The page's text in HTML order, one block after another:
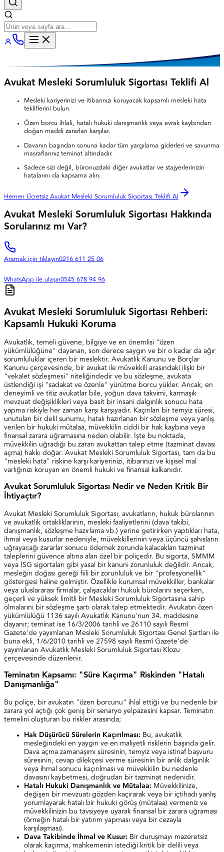
Avukat Mesleki Sorumluluk Sigortası Teklifi Al
Mesleki kariyerinizi ve itibarınızı koruyacak kapsamlı mesleki hata
tekliflerini bulun.
Özen borcu ihlali, hatalı hukuki danışmanlık veya evrak kaybından
doğan maddi zararları karşılar.
Davanın başından sonuna kadar tüm yargılama giderleri ve savunma
masraflarınız teminat altındadır.
Sadece sizi değil, büronuzdaki diğer avukatlar ve stajyerlerinizin
hatalarını da kapsama alın.
Hemen Ücretsiz Avukat Mesleki Sorumluluk Sigortası Teklifi Al
Avukat Mesleki Sorumluluk Sigortası Hakkında
Sorularınız mı Var?
Aramak için tıklayın0216 611 25 06
WhatsApp ile ulaşın0545 678 94 96
Avukat Mesleki Sorumluluk Sigortası Rehberi:
Kapsamlı Hukuki Koruma
Avukatlık, temeli güvene, bilgiye ve en önemlisi "özen
yükümlülüğüne" dayanan, son derece saygın ve bir o kadar da ağır
sorumluluklar içeren bir meslektir. Avukatlık Kanunu ve Borçlar
Kanunu çerçevesinde, bir avukat ile müvekkili arasındaki ilişki bir
"vekalet sözleşmesi" niteliğindedir ve bu sözleşme, avukata
üstlendiği işi "sadakat ve özenle" yürütme borcu yükler. Ancak, en
deneyimli ve titiz avukatlar bile, yoğun dava takvimi, karmaşık
mevzuat değişiklikleri veya basit bir insani dalgınlık sonucu hata
yapma riskiyle her zaman karşı karşıyadır. Kaçırılan bir temyiz süresi,
unutulan bir delil sunumu, hatalı hazırlanan bir sözleşme veya yanlış
verilen bir hukuki mütalaa, müvekkilin ciddi bir hak kaybına veya
finansal zarara uğramasına neden olabilir. İşte bu noktada,
müvekkilin uğradığı bu zararı avukattan talep etme (tazminat davası
açma) hakkı doğar. Avukat Mesleki Sorumluluk Sigortası, tam da bu
"mesleki hata" riskine karşı kariyerinizi, itibarınızı ve kişisel mal
varlığınızı koruyan en önemli hukuki ve finansal kalkanıdır.
Avukat Sorumluluk Sigortası Nedir ve Neden Kritik Bir
İhtiyaçtır?
Avukat Mesleki Sorumluluk Sigortası, avukatların, hukuk bürolarının
ve avukatlık ortaklıklarının, mesleki faaliyetlerini (dava takibi,
danışmanlık, sözleşme hazırlama vb.) yerine getirirken yaptıkları hata,
ihmal veya kusurlar nedeniyle, müvekkillerinin veya üçüncü şahısların
uğrayacağı zararlar sonucu ödemek zorunda kalacakları tazminat
taleplerini güvence altına alan özel bir poliçedir. Bu sigorta, SMMM
veya İSG sigortaları gibi yasal bir kanuni zorunluluk değildir. Ancak,
mesleğin doğası gereği fiili bir zorunluluk ve bir "profesyonellik"
göstergesi haline gelmiştir. Özellikle kurumsal müvekkiller, bankalar
veya uluslararası firmalar, çalışacakları hukuk bürolarını seçerken,
geçerli ve yüksek limitli bir Mesleki Sorumluluk Sigortasına sahip
olmalarını bir sözleşme şartı olarak talep etmektedir. Avukatın özen
yükümlülüğü 1136 sayılı Avukatlık Kanunu'nun 34. maddesine
dayanır; teminat ise 16/3/2006 tarihli ve 26110 sayılı Resmî
Gazete'de yayımlanan Mesleki Sorumluluk Sigortası Genel Şartları ile
buna ekli, 1/6/2010 tarihli ve 27598 sayılı Resmî Gazete'de
yayımlanan Avukatlık Mesleki Sorumluluk Sigortası Klozu
çerçevesinde düzenlenir.
Teminatın Kapsamı: "Süre Kaçırma" Riskinden "Hatalı
Danışmanlığa"
Bu poliçe, bir avukatın "özen borcunu" ihlal ettiği ve bu nedenle bir
zarara yol açtığı çok geniş bir senaryo yelpazesini kapsar. Teminatın
temelini oluşturan bu riskler arasında;
Hak Düşürücü Sürelerin Kaçırılması: Bu, avukatlık
mesleğindeki en yaygın ve en maliyetli risklerin başında gelir.
Dava açma zamanaşımı süresinin, temyiz veya istinaf başvuru
süresinin, cevap dilekçesi verme süresinin bir anlık dalgınlık
veya ihmal sonucu kaçırılması ve müvekkilin bu nedenle
davasını kaybetmesi, doğrudan bir tazminat nedenidir.
Hatalı Hukuki Danışmanlık ve Mütalaa: Müvekkilinize,
değişen bir mevzuatı gözden kaçırarak veya bir içtihadı yanlış
yorumlayarak hatalı bir hukuki görüş (mütalaa) vermeniz ve
müvekkilinizin bu tavsiyeye uyarak finansal bir zarara uğraması
(örneğin hatalı bir yatırım yapması veya bir cezayla
karşılaşması).
Dava Takibinde İhmal ve Kusur: Bir duruşmayı mazeretsiz
olarak kaçırma, mahkemenin istediği kritik bir delili veya